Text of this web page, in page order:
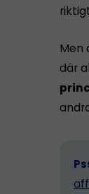
Men
där